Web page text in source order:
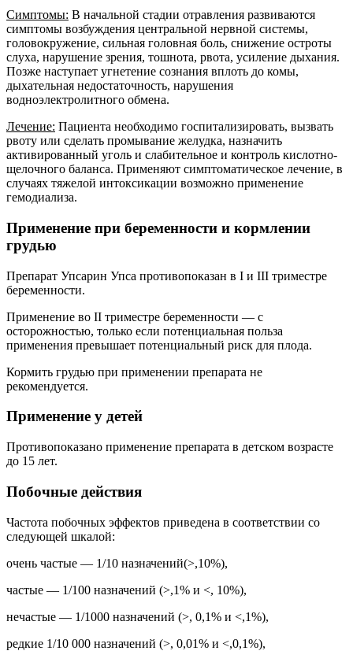
Симптомы: В начальной стадии отравления развиваются
симптомы возбуждения центральной нервной системы,
головокружение, сильная головная боль, снижение остроты
слуха, нарушение зрения, тошнота, рвота, усиление дыхания.
Позже наступает угнетение сознания вплоть до комы,
дыхательная недостаточность, нарушения
водноэлектролитного обмена.
Лечение: Пациента необходимо госпитализировать, вызвать
рвоту или сделать промывание желудка, назначить
активированный уголь и слабительное и контроль кислотно-
щелочного баланса. Применяют симптоматическое лечение, в
случаях тяжелой интоксикации возможно применение
гемодиализа.
Применение при беременности и кормлении
грудью
Препарат Упсарин Упса противопоказан в I и III триместре
беременности.
Применение во II триместре беременности — с
осторожностью, только если потенциальная польза
применения превышает потенциальный риск для плода.
Кормить грудью при применении препарата не
рекомендуется.
Применение у детей
Противопоказано применение препарата в детском возрасте
до 15 лет.
Побочные действия
Частота побочных эффектов приведена в соответствии со
следующей шкалой:
очень частые — 1/10 назначений(>,10%),
частые — 1/100 назначений (>,1% и <, 10%),
нечастые — 1/1000 назначений (>, 0,1% и <,1%),
редкие 1/10 000 назначений (>, 0,01% и <,0,1%),